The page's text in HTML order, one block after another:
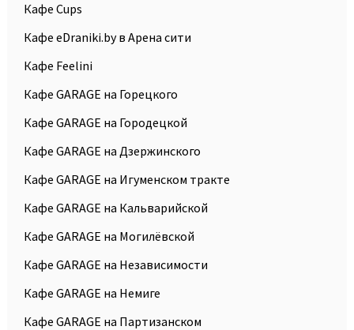
Кафе Cups
Кафе eDraniki.by в Арена сити
Кафе Feelini
Кафе GARAGE на Горецкого
Кафе GARAGE на Городецкой
Кафе GARAGE на Дзержинского
Кафе GARAGE на Игуменском тракте
Кафе GARAGE на Кальварийской
Кафе GARAGE на Могилёвской
Кафе GARAGE на Независимости
Кафе GARAGE на Немиге
Кафе GARAGE на Партизанском